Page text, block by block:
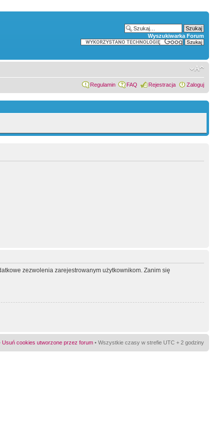
Wyszukiwarka Forum
Regulamin FAQ Rejestracja Zaloguj
zezwolenia zarejestrowanym użytkownikom. Zanim się
Usuń cookies utworzone przez forum • Wszystkie czasy w strefie UTC + 2 godziny